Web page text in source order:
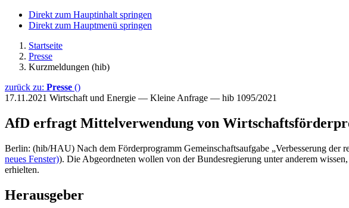
Direkt zum Hauptinhalt springen
Direkt zum Hauptmenü springen
Startseite
Presse
Kurzmeldungen (hib)
zurück zu: Presse ()
17.11.2021 Wirtschaft und Energie — Kleine Anfrage — hib 1095/2021
AfD erfragt Mittelverwendung von
Berlin: (hib/HAU) Nach dem Förderprogramm Gemeinschaftsaufgabe „Verbesserung
neues Fenster)). Die Abgeordneten wollen von der Bundesregierung unter anderem
erhielten.
Herausgeber